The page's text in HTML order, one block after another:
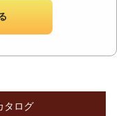
タログ